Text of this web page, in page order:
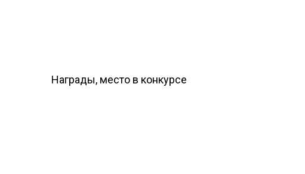
Награды, место в конкурсе